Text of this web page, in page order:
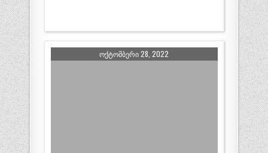
ᲝᲥᲢᲝᲛᲑᲔᲠᲘ 28, 2022